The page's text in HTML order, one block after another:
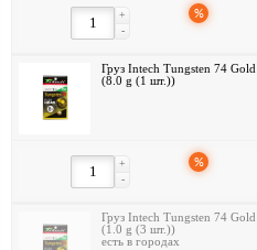
-
+ %
Груз Intech Tungsten 74 Gold
(8.0 g (1 шт.))
-
+ %
Груз Intech Tungsten 74 Gold
(1.0 g (3 шт.))
есть в городах